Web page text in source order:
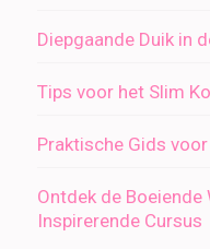
Diepgaande Duik in
Tips voor het Slim
Praktische Gids voor
Ontdek de Boeiende
Inspirerende Cursus